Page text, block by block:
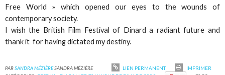
Free World » which opened our eyes to the wounds of
contemporary society.
I wish the British Film Festival of Dinard a radiant future and
thank it for having dictated my destiny.
PARSANDRA MÉZIÈRESANDRA MÉZIÈRE LIEN PERMANENT
IMPRIMER